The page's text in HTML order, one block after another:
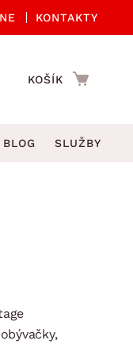
KONTAKTY
KOŠÍK
BLOG SLUŽBY